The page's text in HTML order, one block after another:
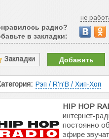
не
радио?
в закладки:
Закладки Добавить
Рэп / R'n'B / Хип-Хоп
HIP HOP
интернет-
постоянно
эфире